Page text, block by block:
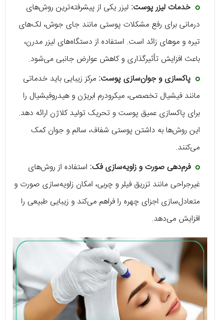
خدمات لیزر پوست: لیزر یکی از پیشرفته‌ترین روش‌های
درمانی برای رفع مشکلات پوستی مانند جای جوش، لک‌های
تیره و موهای زائد است. استفاده از دستگاه‌های لیزر مدرن،
باعث افزایش تأثیرگذاری و کاهش عوارض جانبی می‌شود.
پاکسازی و جوان‌سازی پوست: مرکز زیبایی باید خدماتی
مانند فیشیال تخصصی، میکرودرم ابریژن و هیدروفیشیال را
برای پاکسازی عمیق پوست و تحریک تولید کلاژن ارائه دهد.
این روش‌ها به داشتن پوستی شفاف، سالم و جوان کمک
می‌کنند.
فرم‌دهی صورت و زاویه‌سازی فک: استفاده از روش‌های
غیرجراحی مانند تزریق فیلر و چربی، امکان زاویه‌سازی صورت و
متعادل‌سازی اجزای چهره را فراهم می‌کند و زیبایی طبیعی را
افزایش می‌دهد.